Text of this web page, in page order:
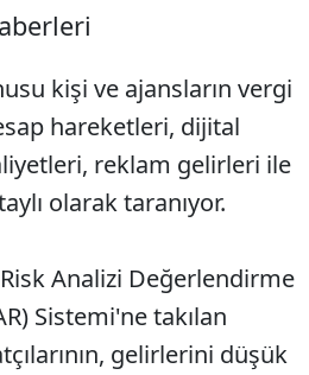
Sesi Aç
kişi ve ajansların vergi
hareketleri, dijital
reklam gelirleri ile
olarak taranıyor.
Analizi Değerlendirme
Sistemi'ne takılan
gelirlerini düşük